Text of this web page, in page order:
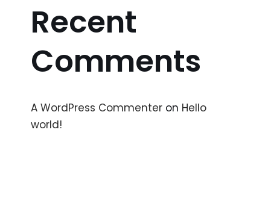
Recent
Comments
A WordPress Commenter on Hello
world!